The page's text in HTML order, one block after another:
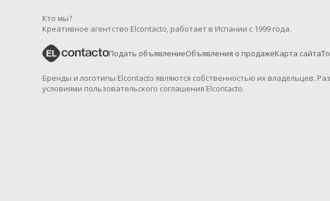
Кто мы?
Креативное агентство Elcontacto, работает в Испании с 1999 года.
Подать объявлениеОбъявления о продажеКарта сайта
Бренды и логотипы Elcontacto являются собственностью их владельцев.
условиями пользовательского соглашения Elcontacto.